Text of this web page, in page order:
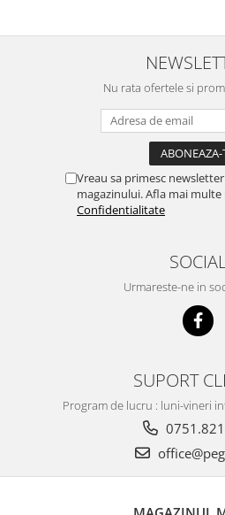
NOKIA COMPATIBILE
Ecrane Pentru VIVO
Ecrane Pentru OPPO
OPPO COMPATIBILE
Ecrane Pentru DOOGEE
DOOGEE COMPATIBILE
DOOGEE SERVICE PACK
Ecrane Pentru LENOVO
ECRANE LENOVO COMPATIBILE
Ecrane Pentru INFINIX
Nu rata ofertele si
Vreau sa primesc
magazinului. Afla mai multe
Confidentialitate
Urmareste-ne in
SUPORT
Program de lucru : luni-vineri